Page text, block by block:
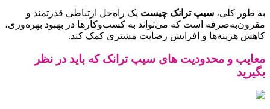
به طور کلی، سیپ ترانک چیست یک راه‌حل ارتباطی قدرتمند و
مقرون‌به‌صرفه است که می‌تواند به کسب‌وکارها در بهبود بهره‌وری،
کاهش هزینه‌ها و افزایش رضایت مشتری کمک کند.
معایب و محدودیت های سیپ ترانک که باید در نظر
بگیرید